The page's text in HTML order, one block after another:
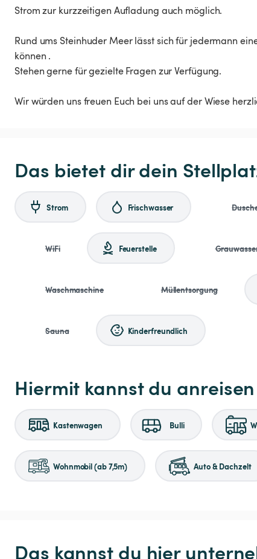
Strom zur kurzzeitigen Aufladung auch möglich.
Rund ums Steinhuder Meer lässt sich für jedermann
können .
Stehen gerne für gezielte Fragen zur Verfügung.
Wir würden uns freuen Euch bei uns auf der Wiese
Das bietet dir dein
Strom Frischwasser
WiFi Feuerstelle
Waschmaschine Müllentsorgung
Sauna Kinderfreundlich
Hiermit kannst du anreisen
Kastenwagen Bulli
Wohnmobil (ab 7,5m) Auto & Dachzelt
Das kannst du hier